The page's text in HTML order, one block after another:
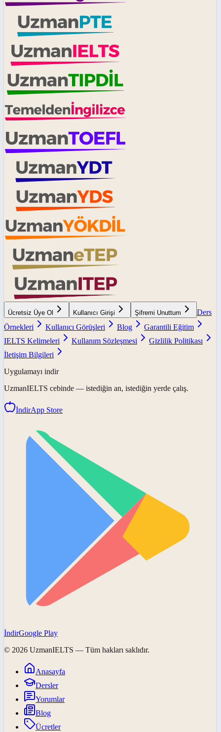
Ücretsiz Üye Ol Kullanıcı Girişi Şifremi Unuttum
Ders
Örnekleri
Kullanıcı Görüşleri Blog
Garantili Eğitim
IELTS Kelimeleri
Kullanım Sözleşmesi
Gizlilik Politikası
İletişim Bilgileri
Uygulamayı indir
UzmanIELTS cebinde — istediğin an, istediğin yerde çalış.
İndirApp Store
İndirGoogle Play
© 2026 UzmanIELTS — Tüm hakları saklıdır.
Anasayfa
Dersler
Yorumlar
Blog
Ücretler